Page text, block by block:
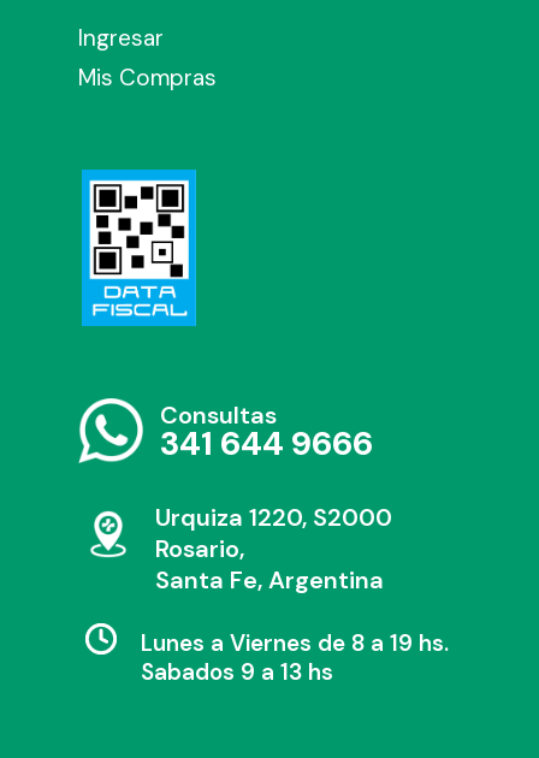
Ingresar
Mis Compras
Consultas
341 644 9666
Urquiza 1220, S2000
Rosario,
Santa Fe, Argentina
Lunes a Viernes de 8 a 19 hs.
Sabados 9 a 13 hs